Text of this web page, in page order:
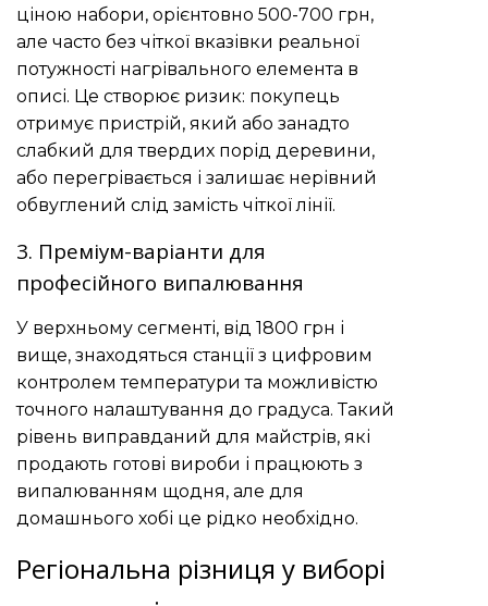
ціною набори, орієнтовно 500-700 грн,
але часто без чіткої вказівки реальної
потужності нагрівального елемента в
описі. Це створює ризик: покупець
отримує пристрій, який або занадто
слабкий для твердих порід деревини,
або перегрівається і залишає нерівний
обвуглений слід замість чіткої лінії.
3. Преміум-варіанти для
професійного випалювання
У верхньому сегменті, від 1800 грн і
вище, знаходяться станції з цифровим
контролем температури та можливістю
точного налаштування до градуса. Такий
рівень виправданий для майстрів, які
продають готові вироби і працюють з
випалюванням щодня, але для
домашнього хобі це рідко необхідно.
Регіональна різниця у виборі